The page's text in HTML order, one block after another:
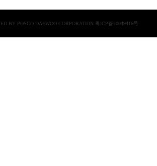
BY POSCO DAEWOO CORPORATION 粤ICP备20049416号